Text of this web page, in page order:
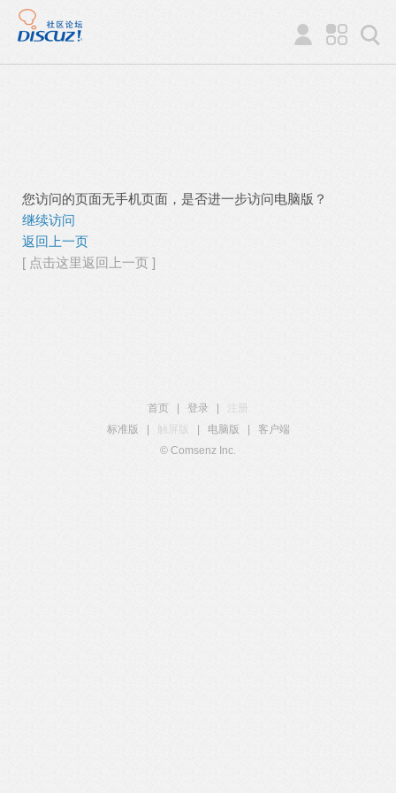
您访问的页面无手机页面，是否进一步访问电脑版？
继续访问
返回上一页
[ 点击这里返回上一页 ]
首页 登录
注册
标准版
触屏版 电脑版
客户端
© Comsenz Inc.